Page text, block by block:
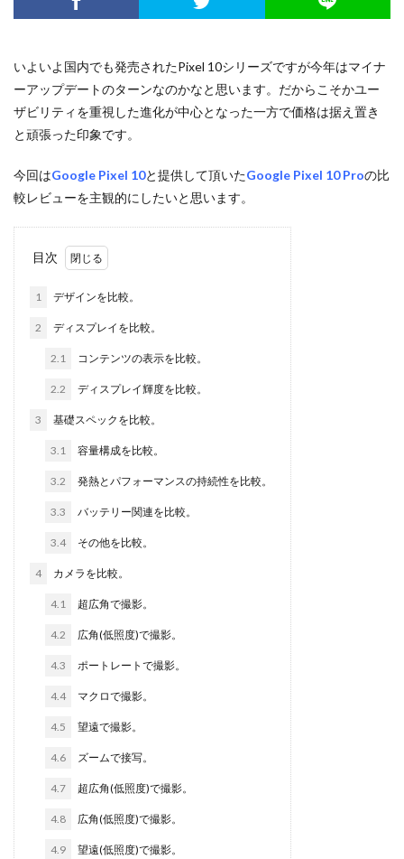
いよいよ国内でも発売されたPixel 10シリーズですが今年はマイナ
ーアップデートのターンなのかなと思います。だからこそかユー
ザビリティを重視した進化が中心となった一方で価格は据え置き
と頑張った印象です。
今回はGoogle Pixel 10と提供して頂いたGoogle Pixel 10 Proの比
較レビューを主観的にしたいと思います。
目次
1 デザインを比較。
2 ディスプレイを比較。
2.1 コンテンツの表示を比較。
2.2 ディスプレイ輝度を比較。
3 基礎スペックを比較。
3.1 容量構成を比較。
3.2 発熱とパフォーマンスの持続性を比較。
3.3 バッテリー関連を比較。
3.4 その他を比較。
4 カメラを比較。
4.1 超広角で撮影。
4.2 広角(低照度)で撮影。
4.3 ポートレートで撮影。
4.4 マクロで撮影。
4.5 望遠で撮影。
4.6 ズームで接写。
4.7 超広角(低照度)で撮影。
4.8 広角(低照度)で撮影。
4.9 望遠(低照度)で撮影。